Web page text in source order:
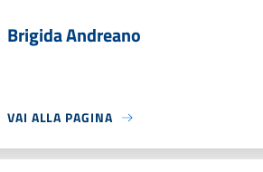
Brigida Andreano
VAI ALLA PAGINA